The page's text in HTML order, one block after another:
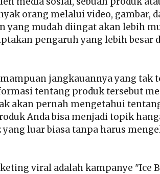
orang melalui video, gambar,
yang mudah diingat akan lebih
pengaruh yang lebih besar
jangkauannya yang tak
tentang produk tersebut
akan pernah mengetahui
Anda bisa menjadi topik
luar biasa tanpa harus
viral adalah kampanye "Ice